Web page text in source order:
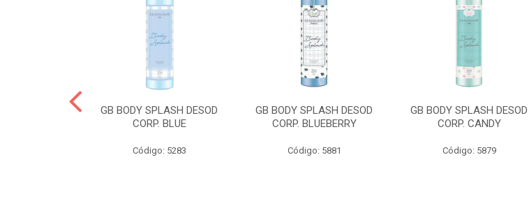
GB BODY SPLASH DESOD
CORP. BLUE
Código: 5283
GB BODY SPLASH DESOD
CORP. BLUEBERRY
Código: 5881
GB BODY SPLASH DESOD
CORP. CANDY
Código: 5879